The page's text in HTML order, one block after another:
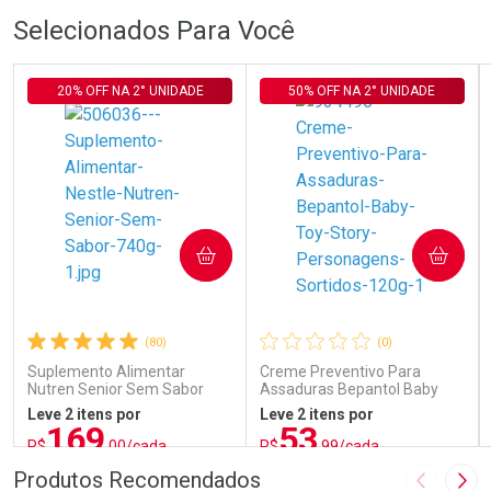
Ativar Desconto
Comprar sem Desconto
Por R$ 879,00/cada
Comprar sem Desconto
Por R$ 879,00/cada
Ativar Desconto
Comprar sem Desconto
Por R$ 117,00/cada
Comprar sem Desconto
Por R$ 117,00/cada
Selecionados Para Você
(80)
Suplemento Alimentar
Nutren Senior Sem Sabor
740g
20% OFF NA 2° UNIDADE
Leve 2 itens por
R$169,00/cada
COMPRAR
FECHAR
FECHAR
(0)
Creme Preventivo Para
Assaduras Bepantol Baby
Toy Story Personagens
Sortidos 120g
50% OFF NA 2° UNIDADE
Leve 2 itens por
R$53,99/cada
COMPRAR
Produtos Recomendados